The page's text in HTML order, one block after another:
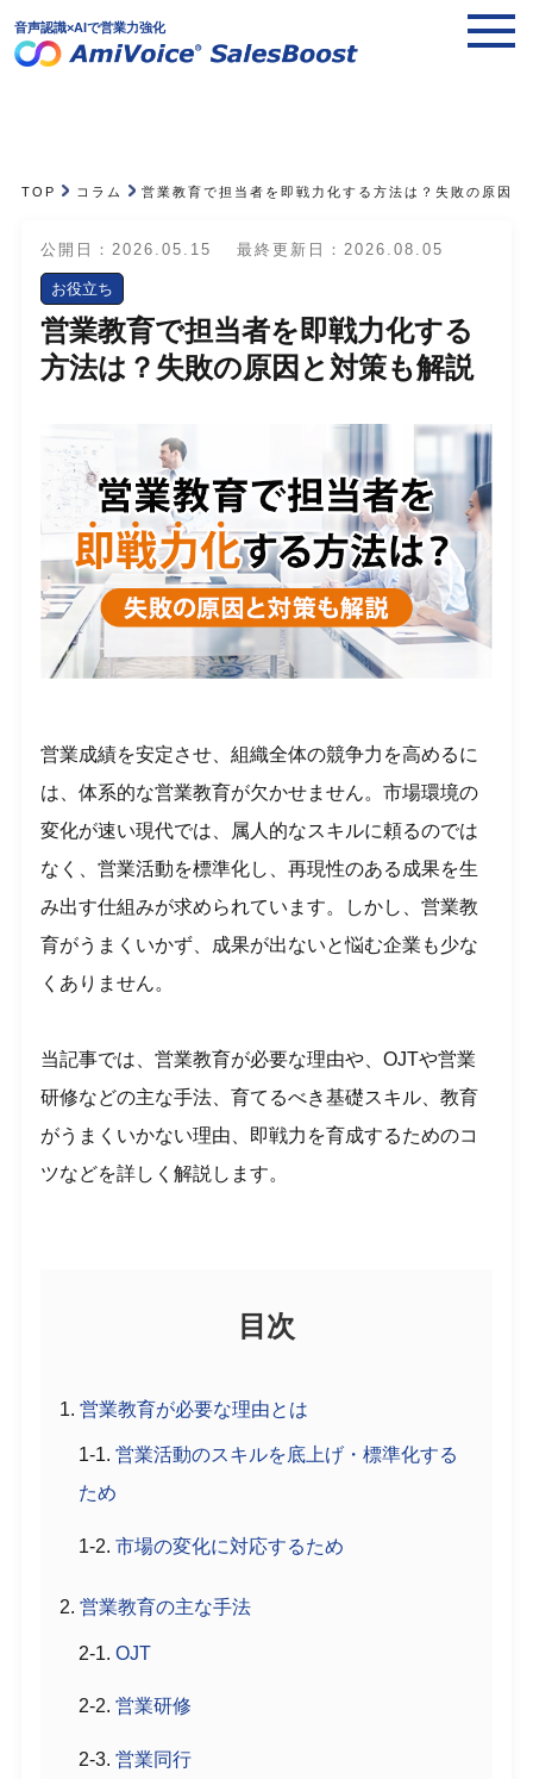
音声認識×AIで営業力強化
TOP コラム 営業教育で担当者を即戦力化する方法は？失敗の原因と
公開日：2026.05.15 最終更新日：2026.08.05
お役立ち
営業教育で担当者を即戦力化する
方法は？失敗の原因と対策も解説
営業成績を安定させ、組織全体の競争力を高めるに
は、体系的な営業教育が欠かせません。市場環境の
変化が速い現代では、属人的なスキルに頼るのでは
なく、営業活動を標準化し、再現性のある成果を生
み出す仕組みが求められています。しかし、営業教
育がうまくいかず、成果が出ないと悩む企業も少な
くありません。
当記事では、営業教育が必要な理由や、OJTや営業
研修などの主な手法、育てるべき基礎スキル、教育
がうまくいかない理由、即戦力を育成するためのコ
ツなどを詳しく解説します。
目次
営業教育が必要な理由とは
営業活動のスキルを底上げ・標準化する
ため
市場の変化に対応するため
営業教育の主な手法
OJT
営業研修
営業同行